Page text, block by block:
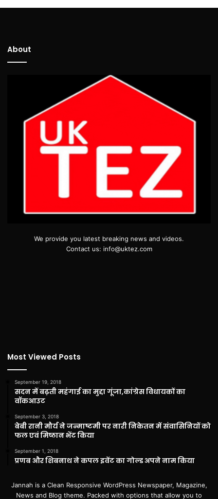
About
We provide you latest breaking news and videos.
Contact us: info@uktez.com
Most Viewed Posts
September 19, 2018
सदन में बढ़ती महंगाई का मुद्दा गूंजा,कांग्रेस विधायकों का
वॉकआउट
September 3, 2018
बेबी रानी मौर्य ने जन्माष्टमी पर नारी निकेतन में संवासिनियों को
फल एवं मिष्ठान भेंट किया
September 1, 2018
प्रणब और शिबनाथ ने कपल इवेंट का गोल्ड अपने नाम किया
Jannah is a Clean Responsive WordPress Newspaper, Magazine,
News and Blog theme. Packed with options that allow you to